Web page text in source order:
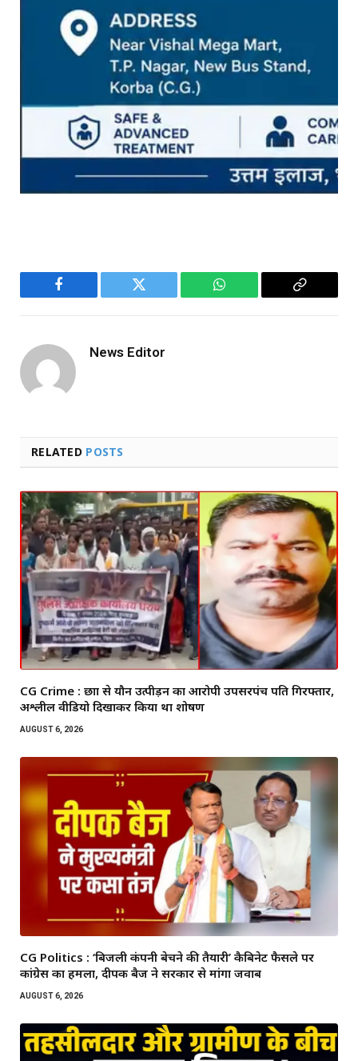
Facebook Twitter WhatsApp
Copy
News Editor
RELATED POSTS
CG Crime : छात्रा से यौन उत्पीड़न का आरोपी उपसरपंच पति गिरफ्तार,
अश्लील वीडियो दिखाकर किया था शोषण
AUGUST 6, 2026
CG Politics : ‘बिजली कंपनी बेचने की तैयारी’ कैबिनेट फैसले पर
कांग्रेस का हमला, दीपक बैज ने सरकार से मांगा जवाब
AUGUST 6, 2026